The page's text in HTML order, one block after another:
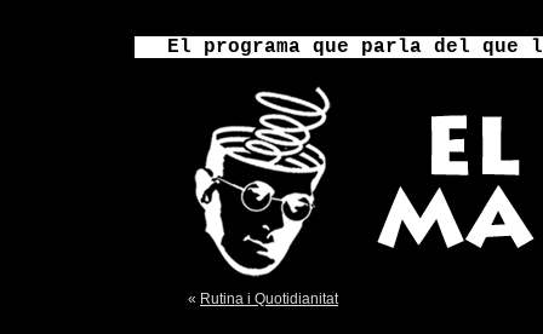
El programa que parla del
« Rutina i Quotidianitat